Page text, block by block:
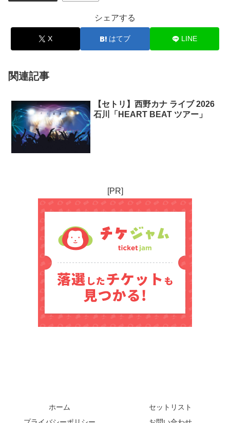
シェアする
X はてブ LINE
関連記事
【セトリ】西野カナ ライブ 2026
石川「HEART BEAT ツアー」
[PR]
ホーム
セットリスト